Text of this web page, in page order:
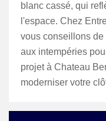
blanc cassé, qui
l'espace. Chez
vous conseillons
aux intempéries
projet à Chateau
moderniser votre